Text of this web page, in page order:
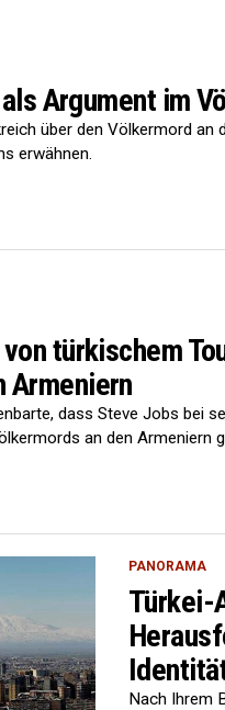
Argument im
über den Völkermord
erwähnen.
türkischem
Armeniern
dass Steve Jobs bei
an den Armeniern
PANORAMA
Türkei-
Nach Ihrem